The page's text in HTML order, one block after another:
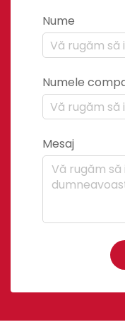
Nume
Numele
Mesaj